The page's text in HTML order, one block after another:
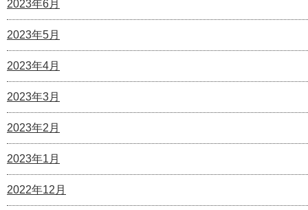
2023年6月
2023年5月
2023年4月
2023年3月
2023年2月
2023年1月
2022年12月